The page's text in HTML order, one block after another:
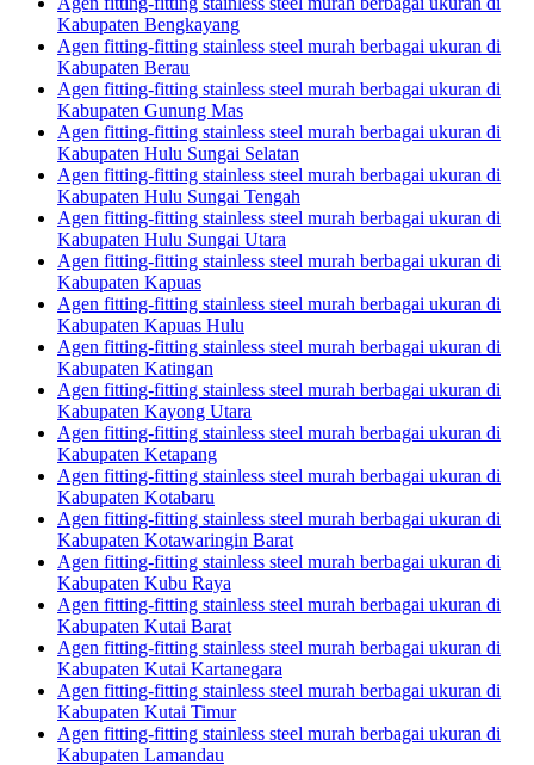
Kabupaten Bengkayang
Agen fitting-fitting stainless steel murah berbagai ukuran di
Kabupaten Berau
Agen fitting-fitting stainless steel murah berbagai ukuran di
Kabupaten Gunung Mas
Agen fitting-fitting stainless steel murah berbagai ukuran di
Kabupaten Hulu Sungai Selatan
Agen fitting-fitting stainless steel murah berbagai ukuran di
Kabupaten Hulu Sungai Tengah
Agen fitting-fitting stainless steel murah berbagai ukuran di
Kabupaten Hulu Sungai Utara
Agen fitting-fitting stainless steel murah berbagai ukuran di
Kabupaten Kapuas
Agen fitting-fitting stainless steel murah berbagai ukuran di
Kabupaten Kapuas Hulu
Agen fitting-fitting stainless steel murah berbagai ukuran di
Kabupaten Katingan
Agen fitting-fitting stainless steel murah berbagai ukuran di
Kabupaten Kayong Utara
Agen fitting-fitting stainless steel murah berbagai ukuran di
Kabupaten Ketapang
Agen fitting-fitting stainless steel murah berbagai ukuran di
Kabupaten Kotabaru
Agen fitting-fitting stainless steel murah berbagai ukuran di
Kabupaten Kotawaringin Barat
Agen fitting-fitting stainless steel murah berbagai ukuran di
Kabupaten Kubu Raya
Agen fitting-fitting stainless steel murah berbagai ukuran di
Kabupaten Kutai Barat
Agen fitting-fitting stainless steel murah berbagai ukuran di
Kabupaten Kutai Kartanegara
Agen fitting-fitting stainless steel murah berbagai ukuran di
Kabupaten Kutai Timur
Agen fitting-fitting stainless steel murah berbagai ukuran di
Kabupaten Lamandau